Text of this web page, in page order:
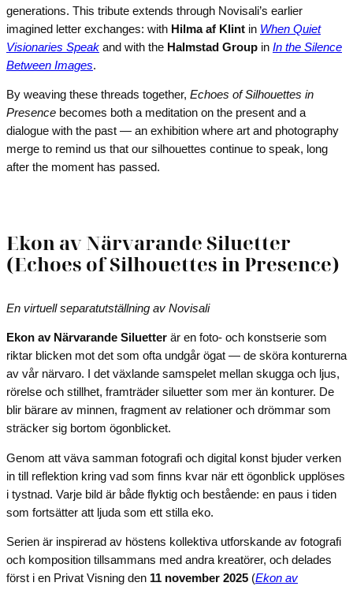
generations. This tribute extends through Novisali’s earlier
imagined letter exchanges: with Hilma af Klint in When Quiet
Visionaries Speak and with the Halmstad Group in In the Silence
Between Images.
By weaving these threads together, Echoes of Silhouettes in
Presence becomes both a meditation on the present and a
dialogue with the past — an exhibition where art and photography
merge to remind us that our silhouettes continue to speak, long
after the moment has passed.
Ekon av Närvarande Siluetter
(Echoes of Silhouettes in Presence)
En virtuell separatutställning av Novisali
Ekon av Närvarande Siluetter är en foto- och konstserie som
riktar blicken mot det som ofta undgår ögat — de sköra konturerna
av vår närvaro. I det växlande samspelet mellan skugga och ljus,
rörelse och stillhet, framträder siluetter som mer än konturer. De
blir bärare av minnen, fragment av relationer och drömmar som
sträcker sig bortom ögonblicket.
Genom att väva samman fotografi och digital konst bjuder verken
in till reflektion kring vad som finns kvar när ett ögonblick upplöses
i tystnad. Varje bild är både flyktig och bestående: en paus i tiden
som fortsätter att ljuda som ett stilla eko.
Serien är inspirerad av höstens kollektiva utforskande av fotografi
och komposition tillsammans med andra kreatörer, och delades
först i en Privat Visning den 11 november 2025 (Ekon av